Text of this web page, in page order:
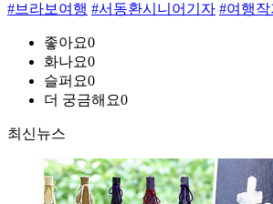
#브라보여행 #서동환시니어기자 #여행
좋아요0
화나요0
슬퍼요0
더 궁금해요0
최신뉴스